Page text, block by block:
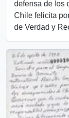
defensa de los
Chile felicita
de Verdad y